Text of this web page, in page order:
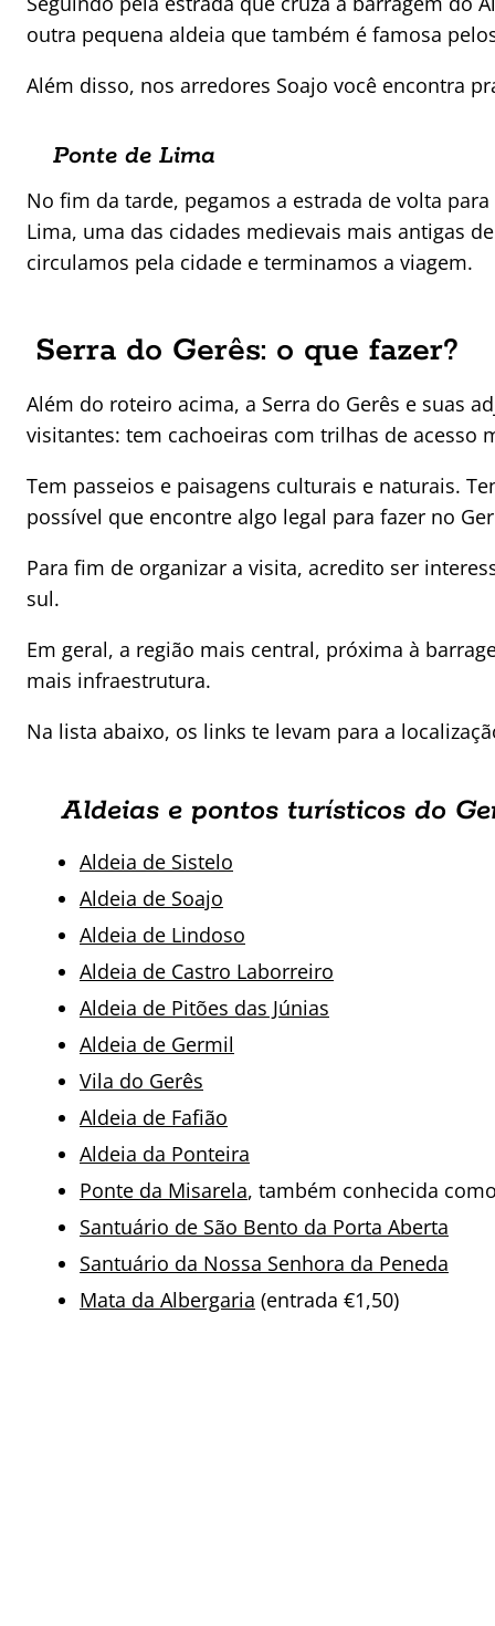
outra pequena aldeia que também é famosa
Além disso, nos arredores Soajo você encontra
Ponte de Lima
No fim da tarde, pegamos a estrada de volta
Lima, uma das cidades medievais mais antigas
circulamos pela cidade e terminamos a viagem.
Serra do Gerês: o que fazer?
Além do roteiro acima, a Serra do Gerês e suas
visitantes: tem cachoeiras com trilhas de acesso
Tem passeios e paisagens culturais e naturais.
possível que encontre algo legal para fazer no
Para fim de organizar a visita, acredito ser
sul.
Em geral, a região mais central, próxima à
mais infraestrutura.
Na lista abaixo, os links te levam para a
Aldeias e pontos turísticos do
Aldeia de Sistelo
Aldeia de Soajo
Aldeia de Lindoso
Aldeia de Castro Laborreiro
Aldeia de Pitões das Júnias
Aldeia de Germil
Vila do Gerês
Aldeia de Fafião
Aldeia da Ponteira
Ponte da Misarela, também conhecida
Santuário de São Bento da Porta Aberta
Santuário da Nossa Senhora da Peneda
Mata da Albergaria (entrada €1,50)